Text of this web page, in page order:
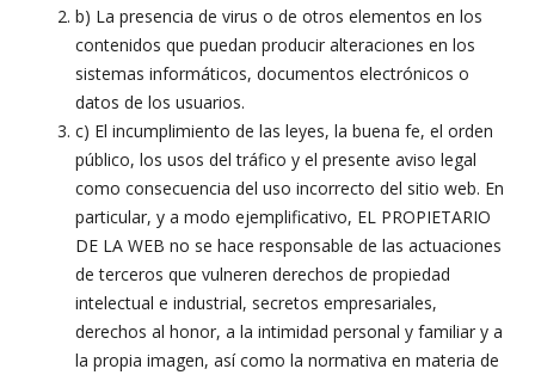
b) La presencia de virus o de otros elementos en los
contenidos que puedan producir alteraciones en los
sistemas informáticos, documentos electrónicos o
datos de los usuarios.
c) El incumplimiento de las leyes, la buena fe, el orden
público, los usos del tráfico y el presente aviso legal
como consecuencia del uso incorrecto del sitio web. En
particular, y a modo ejemplificativo, EL PROPIETARIO
DE LA WEB no se hace responsable de las actuaciones
de terceros que vulneren derechos de propiedad
intelectual e industrial, secretos empresariales,
derechos al honor, a la intimidad personal y familiar y a
la propia imagen, así como la normativa en materia de